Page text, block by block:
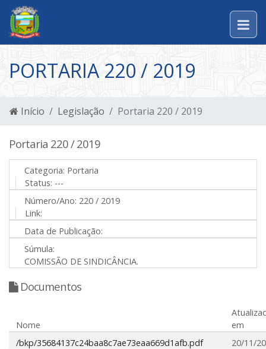
PORTARIA 220 / 2019
Início Legislação Portaria 220 / 2019
Portaria 220 / 2019
Categoria: Portaria
Status: ---
Número/Ano: 220 / 2019
Link:
Data de Publicação:
Súmula:
COMISSÃO DE SINDICÂNCIA.
Documentos
Nome
em
/bkp/35684137c24baa8c7ae73eaa669d1afb.pdf
20/11/